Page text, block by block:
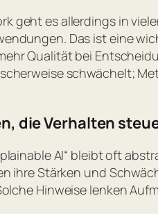
geht es allerdings in
Das ist eine
Qualität bei
schwächelt;
die Verhalten
AI“ bleibt oft
ihre Stärken und
Hinweise lenken